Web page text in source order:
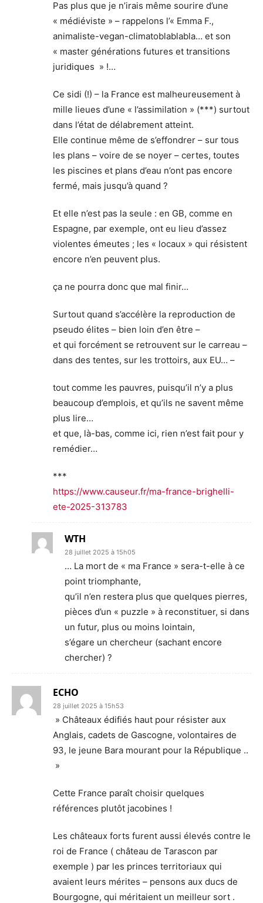
Pas plus que je n’irais même sourire d’une
« médiéviste » – rappelons l’« Emma F.,
animaliste-vegan-climatoblablabla… et son
« master générations futures et transitions
juridiques » !…
Ce sidi (!) – la France est malheureusement à
mille lieues d’une « l’assimilation » (***) surtout
dans l’état de délabrement atteint.
Elle continue même de s’effondrer – sur tous
les plans – voire de se noyer – certes, toutes
les piscines et plans d’eau n’ont pas encore
fermé, mais jusqu’à quand ?
Et elle n’est pas la seule : en GB, comme en
Espagne, par exemple, ont eu lieu d’assez
violentes émeutes ; les « locaux » qui résistent
encore n’en peuvent plus.
ça ne pourra donc que mal finir…
Surtout quand s’accélère la reproduction de
pseudo élites – bien loin d’en être –
et qui forcément se retrouvent sur le carreau –
dans des tentes, sur les trottoirs, aux EU… –
tout comme les pauvres, puisqu’il n’y a plus
beaucoup d’emplois, et qu’ils ne savent même
plus lire…
et que, là-bas, comme ici, rien n’est fait pour y
remédier…
***
https://www.causeur.fr/ma-france-brighelli-
ete-2025-313783
WTH
28 juillet 2025 à 15h05
… La mort de « ma France » sera-t-elle à ce
point triomphante,
qu’il n’en restera plus que quelques pierres,
pièces d’un « puzzle » à reconstituer, si dans
un futur, plus ou moins lointain,
s’égare un chercheur (sachant encore
chercher) ?
ECHO
28 juillet 2025 à 15h53
» Châteaux édifiés haut pour résister aux
Anglais, cadets de Gascogne, volontaires de
93, le jeune Bara mourant pour la République ..
»
Cette France paraît choisir quelques
références plutôt jacobines !
Les châteaux forts furent aussi élevés contre le
roi de France ( château de Tarascon par
exemple ) par les princes territoriaux qui
avaient leurs mérites – pensons aux ducs de
Bourgogne, qui méritaient un meilleur sort .